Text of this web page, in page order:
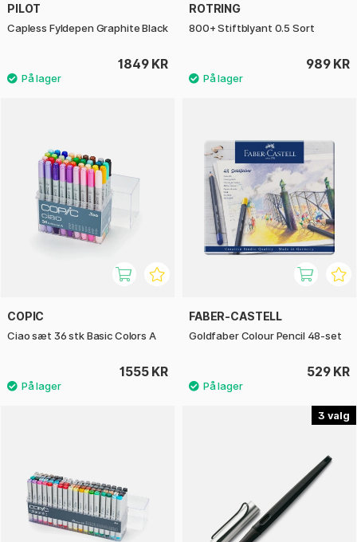
PILOT
Capless Fyldepen Graphite Black
1849 KR
ROTRING
800+ Stiftblyant 0.5 Sort
989 KR
COPIC
Ciao sæt 36 stk Basic Colors A
1555 KR
FABER-CASTELL
Goldfaber Colour Pencil 48-set
529 KR
3